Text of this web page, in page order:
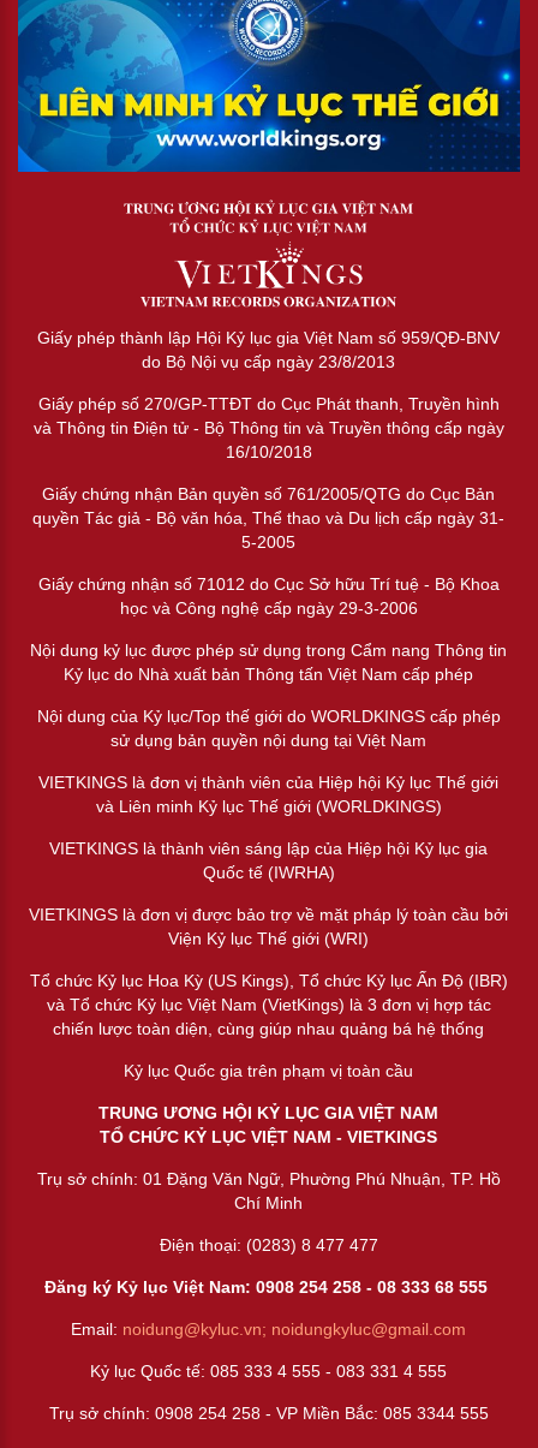
Giấy phép thành lập Hội Kỷ lục gia Việt Nam số 959/QĐ-BNV
do Bộ Nội vụ cấp ngày 23/8/2013
Giấy phép số 270/GP-TTĐT do Cục Phát thanh, Truyền hình
và Thông tin Điện tử - Bộ Thông tin và Truyền thông cấp ngày
16/10/2018
Giấy chứng nhận Bản quyền số 761/2005/QTG do Cục Bản
quyền Tác giả - Bộ văn hóa, Thể thao và Du lịch cấp ngày 31-
5-2005
Giấy chứng nhận số 71012 do Cục Sở hữu Trí tuệ - Bộ Khoa
học và Công nghệ cấp ngày 29-3-2006
Nội dung kỷ lục được phép sử dụng trong Cẩm nang Thông tin
Kỷ lục do Nhà xuất bản Thông tấn Việt Nam cấp phép
Nội dung của Kỷ lục/Top thế giới do WORLDKINGS cấp phép
sử dụng bản quyền nội dung tại Việt Nam
VIETKINGS là đơn vị thành viên của Hiệp hội Kỷ lục Thế giới
và Liên minh Kỷ lục Thế giới (WORLDKINGS)
VIETKINGS là thành viên sáng lập của Hiệp hội Kỷ lục gia
Quốc tế (IWRHA)
VIETKINGS là đơn vị được bảo trợ về mặt pháp lý toàn cầu bởi
Viện Kỷ lục Thế giới (WRI)
Tổ chức Kỷ lục Hoa Kỳ (US Kings), Tổ chức Kỷ lục Ấn Độ (IBR)
và Tổ chức Kỷ lục Việt Nam (VietKings) là 3 đơn vị hợp tác
chiến lược toàn diện, cùng giúp nhau quảng bá hệ thống
Kỷ lục Quốc gia trên phạm vị toàn cầu
TRUNG ƯƠNG HỘI KỶ LỤC GIA VIỆT NAM
TỔ CHỨC KỶ LỤC VIỆT NAM - VIETKINGS
Trụ sở chính: 01 Đặng Văn Ngữ, Phường Phú Nhuận, TP. Hồ
Chí Minh
Điện thoại: (0283) 8 477 477
Đăng ký Kỷ lục Việt Nam: 0908 254 258 -08 333 68 555
Email: noidung@kyluc.vn; noidungkyluc@gmail.com
Kỷ lục Quốc tế: 085 333 4 555 - 083 331 4 555
Trụ sở chính: 0908 254 258 - VP Miền Bắc: 085 3344 555